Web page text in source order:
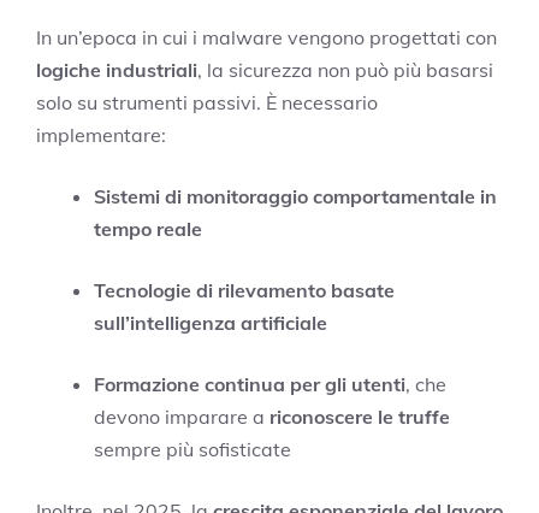
In un’epoca in cui i malware vengono progettati con
logiche industriali, la sicurezza non può più basarsi
solo su strumenti passivi. È necessario
implementare:
Sistemi di monitoraggio comportamentale in
tempo reale
Tecnologie di rilevamento basate
sull’intelligenza artificiale
Formazione continua per gli utenti, che
devono imparare a riconoscere le truffe
sempre più sofisticate